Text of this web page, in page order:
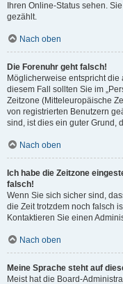
Ihren Online-Status sehen.
gezählt.
Nach oben
Die Forenuhr geht falsch!
Möglicherweise entspricht
diesem Fall sollten Sie im
Zeitzone (Mitteleuropäische
von registrierten Benutzern
sind, ist dies ein guter Grund,
Nach oben
Ich habe die Zeitzone
falsch!
Wenn Sie sich sicher sind,
die Zeit trotzdem noch falsch
Kontaktieren Sie einen
Nach oben
Meine Sprache steht auf
Meist hat die Board-